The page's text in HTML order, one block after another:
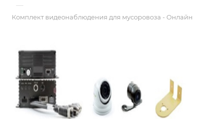
—
Комплект видеонаблюдения для мусоровоза - Онлайн